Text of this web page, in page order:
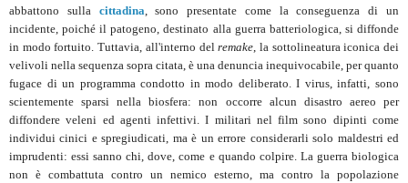
abbattono sulla cittadina , sono presentate come la conseguenza di un
incidente, poiché il patogeno, destinato alla guerra batteriologica, si diffonde
in modo fortuito. Tuttavia, all'interno delremake , la sottolineatura iconica dei
velivoli nella sequenza sopra citata, è una denuncia inequivocabile, per quanto
fugace di un programma condotto in modo deliberato. I virus, infatti, sono
scientemente sparsi nella biosfera: non occorre alcun disastro aereo per
diffondere veleni ed agenti infettivi. I militari nel film sono dipinti come
individui cinici e spregiudicati, ma è un errore considerarli solo maldestri ed
imprudenti: essi sanno chi, dove, come e quando colpire. La guerra biologica
non è combattuta contro un nemico esterno, ma contro la popolazione